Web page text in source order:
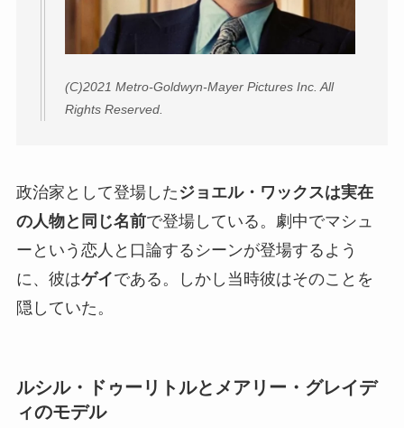
(C)2021 Metro-Goldwyn-Mayer Pictures Inc. All
Rights Reserved.
政治家として登場した ジョエル・ワックスは実在
の人物と同じ名前で登場している。劇中でマシュ
ーという恋人と口論するシーンが登場するよう
に、彼はゲイである。しかし当時彼はそのことを
隠していた。
ルシル・ドゥーリトルとメアリー・グレイデ
ィのモデル